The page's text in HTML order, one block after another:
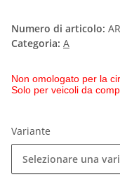
Numero di articolo:
Categoria: A
Non omologato per la
Solo per veicoli da
Variante
Selezionare una